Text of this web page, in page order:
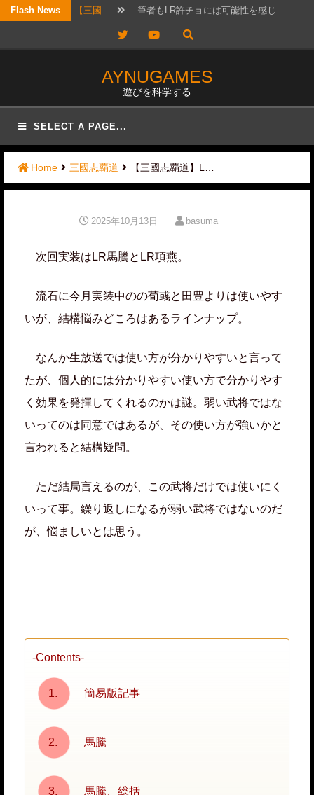
Skip
content
Flash News 【考察… 結構ホットというか、なんか政治的…
リクエスト頂きました！ 攻城戦…
待っていたぜ。 この時をよぉ！…
【三國…
【三國… かなりワクワクして構えていたので…
【三國… 筆者もLR許チョには可能性を感じ…
TwitterYouTube
AYNUGAMES
遊びを科学する
SELECT A PAGE...
Home 三國志覇道 【三國志覇道】L…
2025年10月13日 basuma
次回実装はLR馬騰とLR項燕。
流石に今月実装中のの荀彧と田豊よりは使いやす
いが、結構悩みどころはあるラインナップ。
なんか生放送では使い方が分かりやすいと言って
たが、個人的には分かりやすい使い方で分かりやす
く効果を発揮してくれるのかは謎。弱い武将ではな
いってのは同意ではあるが、その使い方が強いかと
言われると結構疑問。
ただ結局言えるのが、この武将だけでは使いにく
いって事。繰り返しになるが弱い武将ではないのだ
が、悩ましいとは思う。
-Contents-
簡易版記事
馬騰
馬騰、総括